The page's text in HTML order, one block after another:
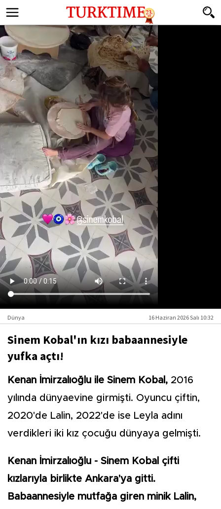
Dünya 16 Haziran 2026 Salı 10:32
Sinem Kobal'ın kızı babaannesiyle
yufka açtı!
Kenan İmirzalıoğlu ile Sinem Kobal, 2016
yılında dünyaevine girmişti. Oyuncu çiftin,
2020'de Lalin, 2022'de ise Leyla adını
verdikleri iki kız çocuğu dünyaya gelmişti.
Kenan İmirzalıoğlu - Sinem Kobal çifti
kızlarıyla birlikte Ankara'ya gitti.
Babaannesiyle mutfağa giren minik Lalin,